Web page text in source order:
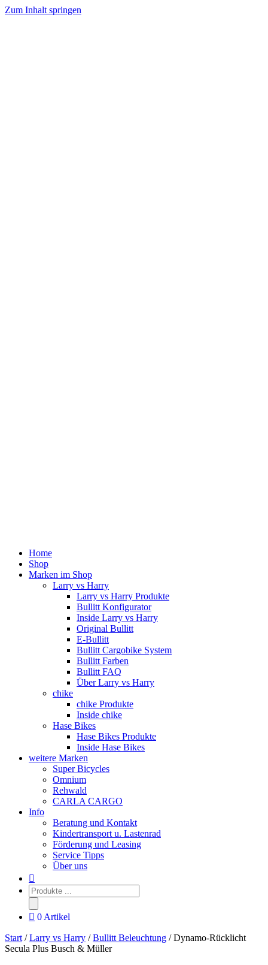
Zum Inhalt springen
Home
Shop
Marken im Shop
Larry vs Harry
Larry vs Harry Produkte
Bullitt Konfigurator
Inside Larry vs Harry
Original Bullitt
E-Bullitt
Bullitt Cargobike System
Bullitt Farben
Bullitt FAQ
Über Larry vs Harry
chike
chike Produkte
Inside chike
Hase Bikes
Hase Bikes Produkte
Inside Hase Bikes
weitere Marken
Super Bicycles
Omnium
Rehwald
CARLA CARGO
Info
Beratung und Kontakt
Kindertransport u. Lastenrad
Förderung und Leasing
Service Tipps
Über uns
Products
search
0 Artikel
Start /Larry vs Harry /Bullitt Beleuchtung / Dynamo-Rücklicht
Secula Plus Busch & Müller